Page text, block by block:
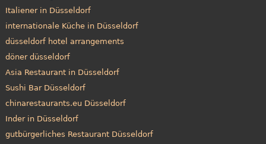
Italiener in Düsseldorf
internationale Küche in Düsseldorf
düsseldorf hotel arrangements
döner düsseldorf
Asia Restaurant in Düsseldorf
Sushi Bar Düsseldorf
chinarestaurants.eu Düsseldorf
Inder in Düsseldorf
gutbürgerliches Restaurant Düsseldorf